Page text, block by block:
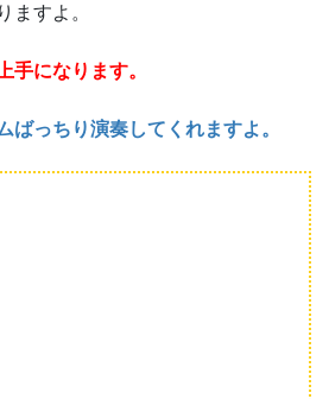
ますよ。
手になります。
っちり演奏してくれますよ。